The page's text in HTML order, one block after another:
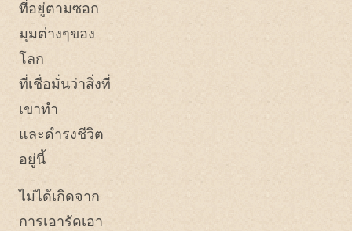
ที่อยู่ตามซอก
มุมต่างๆของ
โลก
ที่เชื่อมั่นว่าสิ่งที่
เขาทำ
และดำรงชีวิต
อยู่นี้
ไม่ได้เกิดจาก
การเอารัดเอา